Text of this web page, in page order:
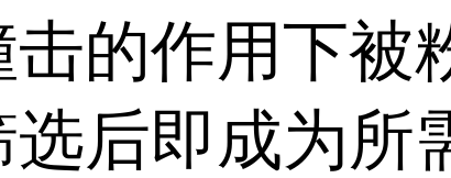
的作用下被
选后即成为所